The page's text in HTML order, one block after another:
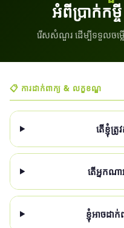
អំពីប្រាក់ក
រើសសំណួរ ដើម្បីទទួលចម្
📋 ការដាក់ពាក្យ & លក្ខខណ្ឌ
តើខ្ញុំត្រូ
តើអ្នកណា
ខ្ញុំអាចដា